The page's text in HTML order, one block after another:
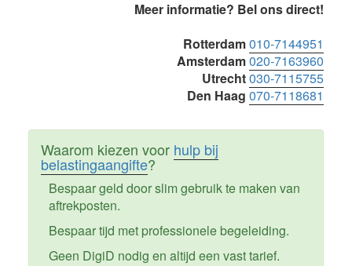
Meer informatie? Bel ons direct!
Rotterdam010-7144951
Amsterdam020-7163960
Utrecht030-7115755
Den Haag 070-7118681
Waarom kiezen voor hulp bij
belastingaangifte?
Bespaar geld door slim gebruik te maken van
aftrekposten.
Bespaar tijd met professionele begeleiding.
Geen DigiD nodig en altijd een vast tarief.